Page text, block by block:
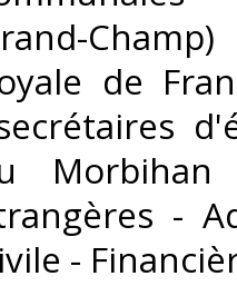
de
Morbihan
-
-